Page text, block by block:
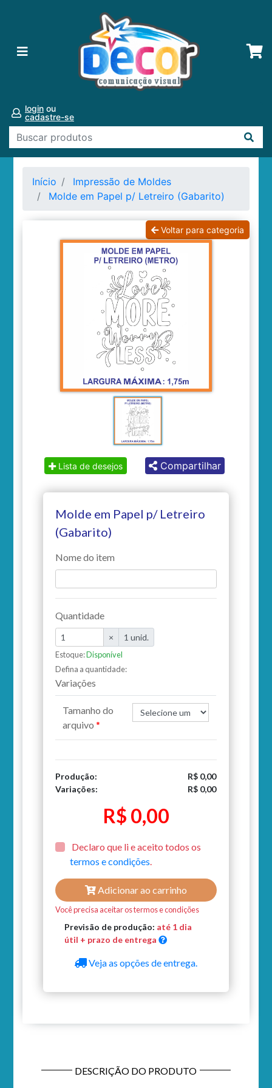
login ou
cadastre-se
Início
Impressão de Moldes
Molde em Papel p/ Letreiro (Gabarito)
Voltar para categoria
Lista de desejos Compartilhar
Molde em Papel p/ Letreiro
(Gabarito)
Nome do item
Quantidade
× 1 unid.
Estoque:Disponível
Defina a quantidade:
Variações
Tamanho do
arquivo
Produção:
R$ 0,00
Variações:
R$ 0,00
R$ 0,00
Declaro que li e aceito todos os
termos e condições.
Adicionar ao carrinho
Você precisa aceitar os termos e condições
Previsão de produção: até 1 dia
útil + prazo de entrega
Veja as opções de entrega.
DESCRIÇÃO DO PRODUTO